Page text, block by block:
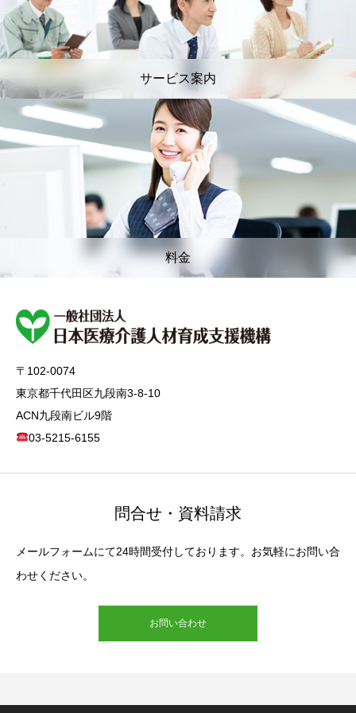
サービス案内
料金
〒102-0074
東京都千代田区九段南3-8-10
ACN九段南ビル9階
03-5215-6155
問合せ・資料請求
メールフォームにて24時間受付しております。お気軽にお問い合
わせください。
お問い合わせ